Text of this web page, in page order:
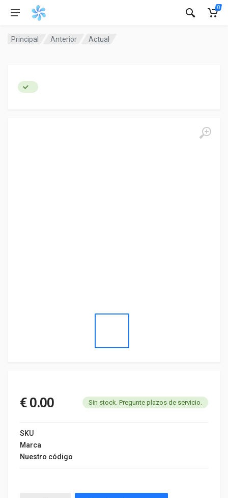
0
Principal Anterior Actual
€ 0.00 Sin stock. Pregunte plazos de servicio.
SKU
Marca
Nuestro código